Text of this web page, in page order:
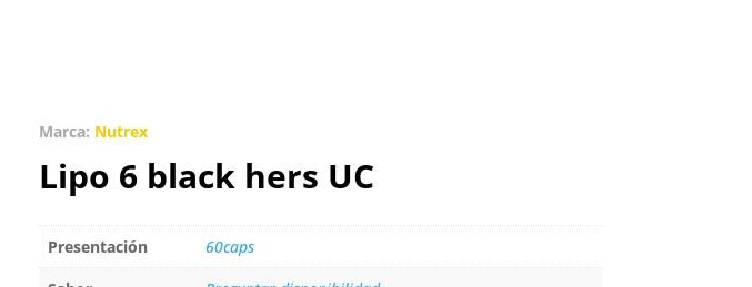
Marca: Nutrex
Lipo 6 black hers UC
Presentación
60caps